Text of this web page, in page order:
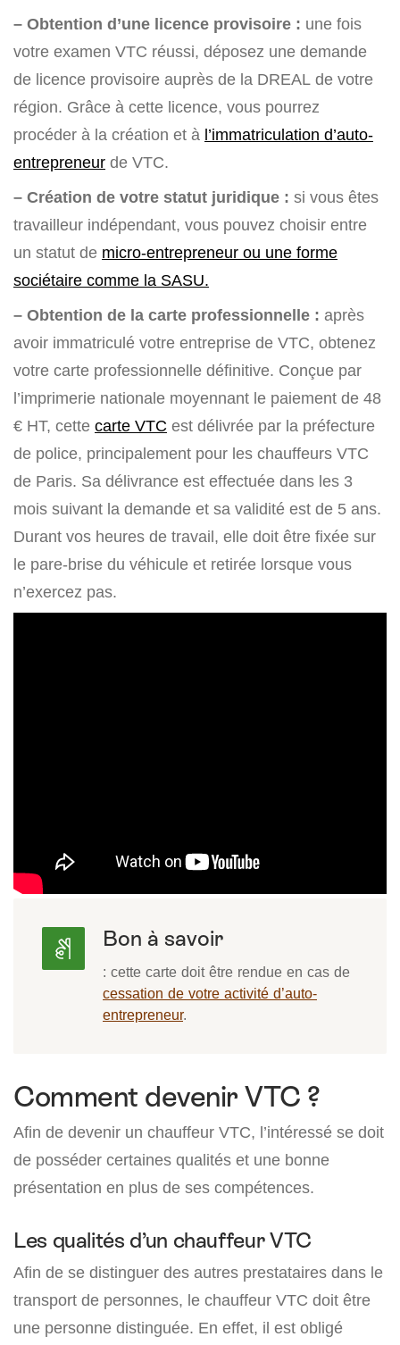
– Obtention d’une licence provisoire : une fois
votre examen VTC réussi, déposez une demande
de licence provisoire auprès de la DREAL de votre
région. Grâce à cette licence, vous pourrez
procéder à la création et à l’immatriculation d’auto-
entrepreneur de VTC.
– Création de votre statut juridique : si vous êtes
travailleur indépendant, vous pouvez choisir entre
un statut de micro-entrepreneur ou une forme
sociétaire comme la SASU.
– Obtention de la carte professionnelle : après
avoir immatriculé votre entreprise de VTC, obtenez
votre carte professionnelle définitive. Conçue par
l’imprimerie nationale moyennant le paiement de 48
€ HT, cette carte VTC est délivrée par la préfecture
de police, principalement pour les chauffeurs VTC
de Paris. Sa délivrance est effectuée dans les 3
mois suivant la demande et sa validité est de 5 ans.
Durant vos heures de travail, elle doit être fixée sur
le pare-brise du véhicule et retirée lorsque vous
n’exercez pas.
Bon à savoir
: cette carte doit être rendue en cas de
cessation de votre activité d’auto-
entrepreneur.
Comment devenir VTC ?
Afin de devenir un chauffeur VTC, l’intéressé se doit
de posséder certaines qualités et une bonne
présentation en plus de ses compétences.
Les qualités d’un chauffeur VTC
Afin de se distinguer des autres prestataires dans le
transport de personnes, le chauffeur VTC doit être
une personne distinguée. En effet, il est obligé